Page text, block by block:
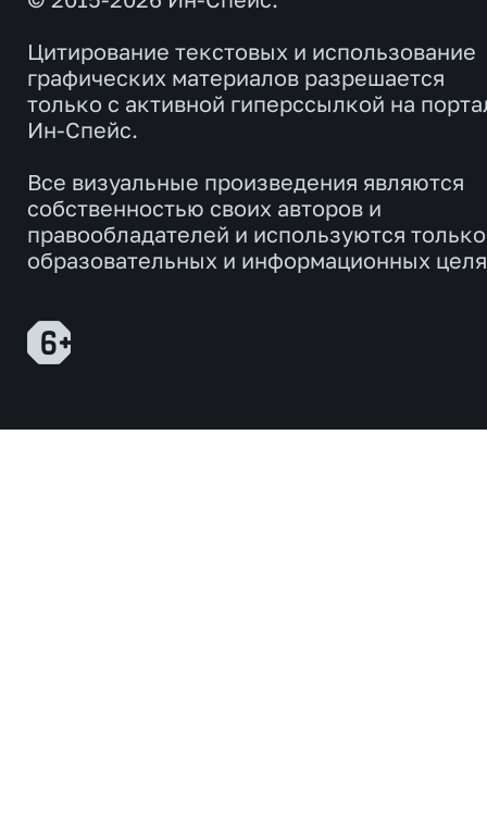
Цитирование текстовых и использование
графических материалов разрешается
только с активной гиперссылкой на
Ин-Спейс.
Все визуальные произведения являются
собственностью своих авторов и
правообладателей и используются
образовательных и информационных